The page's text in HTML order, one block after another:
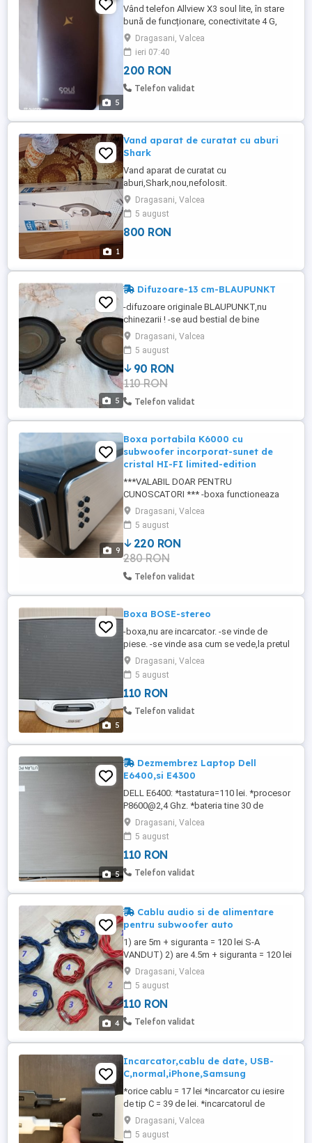
5
Vând telefon Allview X3 soul lite, în stare
bună de funcționare, conectivitate 4 G,
display 5",OS Android 6.0, memorie RAM
:3 GB, memorie Flash 16 GB, suportă card
micro SD de până la 128 GB, camera
frontală 5 MP,Flash SCREEN, baterie 2 400
mAh
Dragasani, Valcea
ieri 07:40
200 RON
Telefon validat
1
Vand aparat de curatat cu aburi
Shark
Vand aparat de curatat cu
aburi,Shark,nou,nefolosit.
Dragasani, Valcea
5 august
800 RON
5
Difuzoare-13 cm-BLAUPUNKT
-difuzoare originale BLAUPUNKT,nu
chinezarii ! -se aud bestial de bine
,specific firmei BLAUPUNKT. -nu huruie,nu
gajie,nu freaca,etc. -au 50 wati. -pentru
orice intrebare nu ezitati sa ma contactati.
-prefer predare personala dar trimit si in
tara. -accept orice test!
Dragasani, Valcea
5 august
90 RON
110 RON
Telefon validat
9
Boxa portabila K6000 cu
subwoofer incorporat-sunet de
cristal HI-FI limited-edition
***VALABIL DOAR PENTRU
CUNOSCATORI *** -boxa functioneaza
perfect! -neintervenit asupra ei! -nu se
gaseste la vanzare pe Romania,sunt
foarte rare(limited edition). -se poate
asculta muzica prin intrare de AUX. -are 2
intrari de AUX. -toate cele 5 difuzoare,in
stare perfecta! -are 2 difuzoare de medii ...
Dragasani, Valcea
5 august
220 RON
280 RON
Telefon validat
5
Boxa BOSE-stereo
-boxa,nu are incarcator. -se vinde de
piese. -se vinde asa cum se vede,la pretul
din anunt. -prefer predare personala dar
trimit si in tara.
Dragasani, Valcea
5 august
110 RON
Telefon validat
5
Dezmembrez Laptop Dell
E6400,si E4300
DELL E6400: *tastatura=110 lei. *procesor
P8600@2,4 Ghz. *bateria tine 30 de
minute. *display=110 lei. *este perfect
functional. *spuneti ce altceva mai aveti
nevoie si va spun pretul. DELL E4300: -
display=110 lei. -tastatura iluminata=110
lei. -placa de baza cu procesor=110 lei -
Dragasani, Valcea
5 august
110 RON
Telefon validat
4
Cablu audio si de alimentare
pentru subwoofer auto
1) are 5m + siguranta = 120 lei S-A
VANDUT) 2) are 4.5m + siguranta = 120 lei
3) are 5m + siguranta = 120 lei 4) are 4m si
nu are siguranta = 100 lei 5) are 5m si fir de
remote = 100 lei 6) are 5m si fir de remote
= 100 lei 7) are 5m si fara fir de remote =
90 lei 8) are 4m si nu are siguranta ...
Dragasani, Valcea
5 august
110 RON
Telefon validat
Incarcator,cablu de date, USB-
C,normal,iPhone,Samsung
*orice cablu = 17 lei *incarcator cu iesire
de tip C = 39 de lei. *incarcatorul de
XIAOMI = 35 *incarcatorul Samsung = 25
de lei. *adaptorul de casti audio pentru
Dragasani, Valcea
5 august